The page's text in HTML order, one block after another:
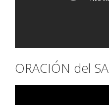
ORACIÓN del